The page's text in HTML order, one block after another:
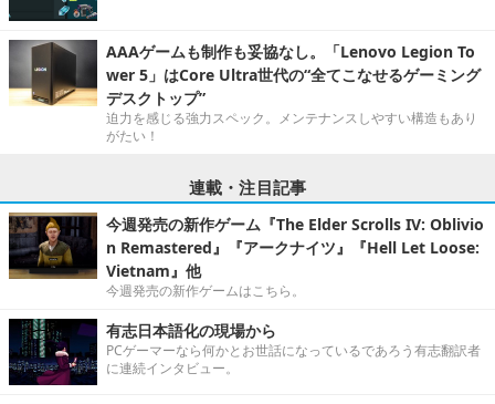
AAAゲームも制作も妥協なし。「Lenovo Legion To
wer 5」はCore Ultra世代の“全てこなせるゲーミング
デスクトップ”
迫力を感じる強力スペック。メンテナンスしやすい構造もあり
がたい！
連載・注目記事
今週発売の新作ゲーム『The Elder Scrolls IV: Oblivio
n Remastered』『アークナイツ』『Hell Let Loose:
Vietnam』他
今週発売の新作ゲームはこちら。
有志日本語化の現場から
PCゲーマーなら何かとお世話になっているであろう有志翻訳者
に連続インタビュー。